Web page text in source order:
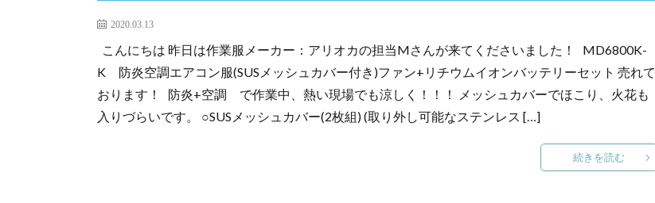
2020.03.13
こんにちは 昨日は作業服メーカー：アリオカの担当Mさんが来てくださいました！ MD6800K-
K 防炎空調エアコン服(SUSメッシュカバー付き)ファン+リチウムイオンバッテリーセット 売れて
おります！ 防炎+空調 で作業中、熱い現場でも涼しく！！！ メッシュカバーでほこり、火花も
入りづらいです。 ○SUSメッシュカバー(2枚組) (取り外し可能なステンレス […]
続きを読む